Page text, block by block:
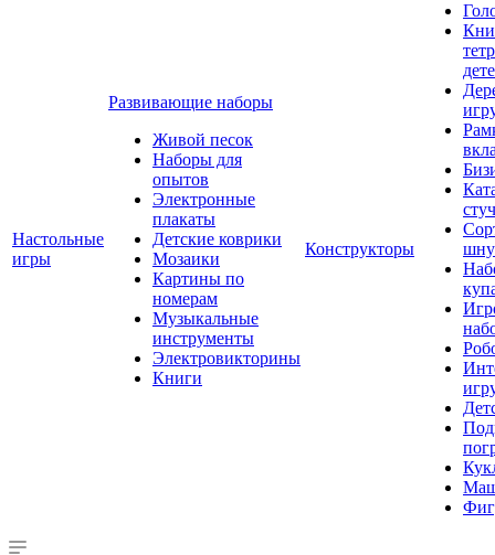
Настольные
игры
Развивающие наборы
Живой песок
Наборы для
опытов
Электронные
плакаты
Детские коврики
Мозаики
Картины по
номерам
Музыкальные
инструменты
Электровикторины
Книги
Конструкторы